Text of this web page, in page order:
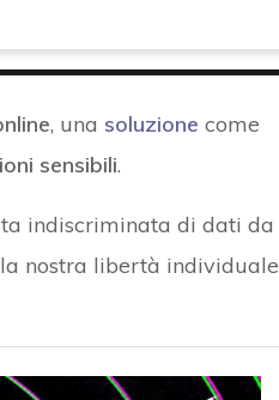
, una soluzione come
sensibili.
indiscriminata di dati da
nostra libertà individuale